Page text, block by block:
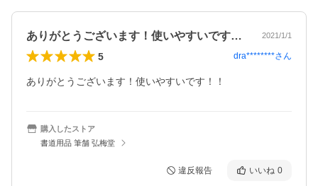
ありがとうございます！使いやすいです！… 2021/1/1
5 dra********さん
ありがとうございます！使いやすいです！！
購入したストア
書道用品 筆舗 弘梅堂
違反報告 いいね 0